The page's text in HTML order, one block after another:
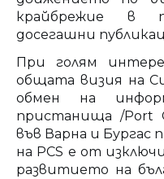
крайбрежие в
досегашни
При голям
общата визия на
обмен на
пристанища /Port
във Варна и Бургас
на PCS е от
развитието на